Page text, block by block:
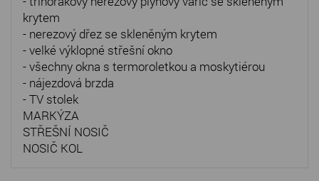
krytem
- nerezový dřez se skleněným krytem
- velké výklopné střešní okno
- všechny okna s termoroletkou a moskytiérou
- nájezdová brzda
- TV stolek
MARKÝZA
STŘEŠNÍ NOSIČ
NOSIČ KOL